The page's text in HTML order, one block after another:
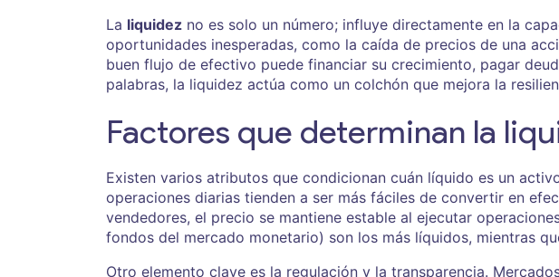
La liquidez no es solo un número; influye directamente en la
oportunidades inesperadas, como la caída de precios de una
buen flujo de efectivo puede financiar su crecimiento, pagar
palabras, la liquidez actúa como un colchón que mejora la
Factores que determinan la
Existen varios atributos que condicionan cuán líquido es un
operaciones diarias tienden a ser más fáciles de convertir en
vendedores, el precio se mantiene estable al ejecutar
fondos del mercado monetario) son los más líquidos, mientras
Otro elemento clave es la regulación y la transparencia.